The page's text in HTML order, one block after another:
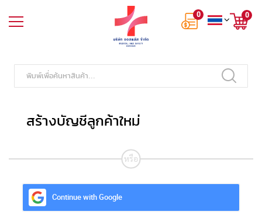
0 0
สร้างบัญชีลูกค้าใหม่
หรือ
Continue with Google